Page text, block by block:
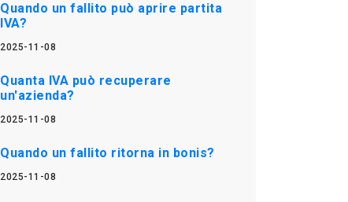
Quando un fallito può aprire partita
IVA?
2025-11-08
Quanta IVA può recuperare
un'azienda?
2025-11-08
Quando un fallito ritorna in bonis?
2025-11-08